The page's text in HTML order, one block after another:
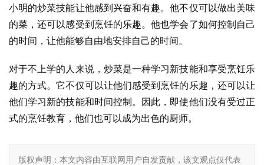
小明的炒菜技能让他感到兴奋和有趣。他不仅可以做出美味
的菜，还可以感受到烹饪的乐趣。他也学会了如何控制自己
的时间，让他能够自由地安排自己的时间。
对于不上学的人来说，炒菜是一种学习新技能和享受烹饪乐
趣的方式。它不仅可以让他们感受到烹饪的乐趣，还可以让
他们学习新的技能和时间控制。因此，即使他们没有受过正
式的烹饪教育，他们也可以成为出色的厨师。
版权声明：本文内容由互联网用户自发贡献，该文观点仅代表